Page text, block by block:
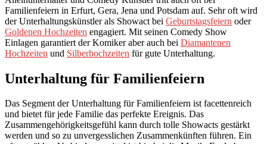
Familienfeiern in Erfurt, Gera, Jena und Potsdam auf. Sehr oft wird
der Unterhaltungskünstler als Showact bei Geburtstagsfeiern oder
Goldenen Hochzeiten engagiert. Mit seinen Comedy Show
Einlagen garantiert der Komiker aber auch bei Diamantenen
Hochzeiten und Silberhochzeiten für gute Unterhaltung.
Unterhaltung für Familienfeiern
Das Segment der Unterhaltung für Familienfeiern ist facettenreich
und bietet für jede Familie das perfekte Ereignis. Das
Zusammengehörigkeitsgefühl kann durch tolle Showacts gestärkt
werden und so zu unvergesslichen Zusammenkünften führen. Ein